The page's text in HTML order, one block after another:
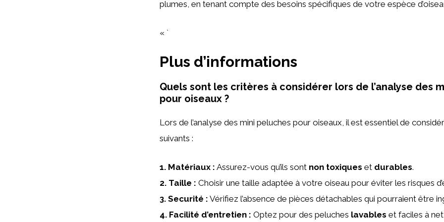
plumes, en tenant compte des besoins spécifiques de votre espèce
« `
Plus d’informations
Quels sont les critères à considérer lors de l’analyse des
pour oiseaux ?
Lors de l’analyse des mini peluches pour oiseaux, il est essentiel de
suivants :
1. Matériaux : Assurez-vous qu’ils sont non toxiques et durables.
2. Taille : Choisir une taille adaptée à votre oiseau pour éviter les risques
3. Securité : Vérifiez l’absence de pièces détachables qui pourraient être
4. Facilité d’entretien : Optez pour des peluches lavables et faciles à